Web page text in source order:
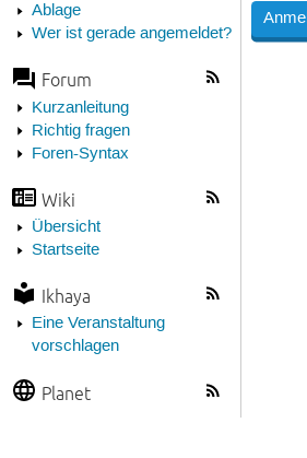
Ablage
Wer ist gerade angemeldet?
Forum
Kurzanleitung
Richtig fragen
Foren-Syntax
Wiki
Übersicht
Startseite
Ikhaya
Eine Veranstaltung
vorschlagen
Planet